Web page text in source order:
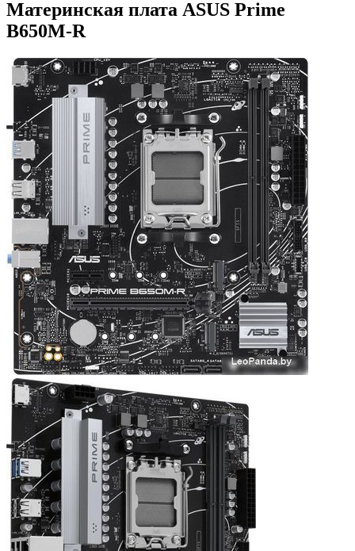
Материнская плата ASUS Prime
B650M-R